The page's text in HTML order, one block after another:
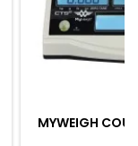
MYWEIGH